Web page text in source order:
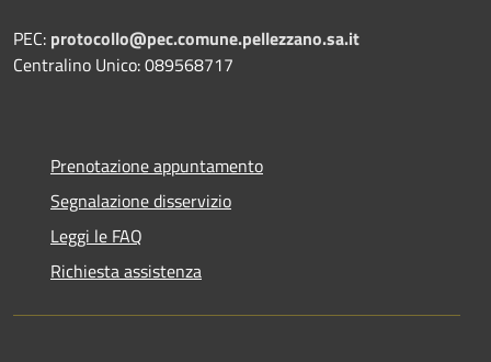
PEC: protocollo@pec.comune.pellezzano.sa.it
Centralino Unico: 089568717
Prenotazione appuntamento
Segnalazione disservizio
Leggi le FAQ
Richiesta assistenza